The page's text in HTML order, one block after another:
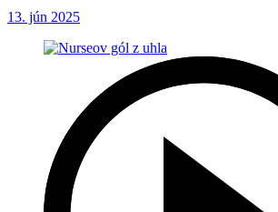
13. jún 2025